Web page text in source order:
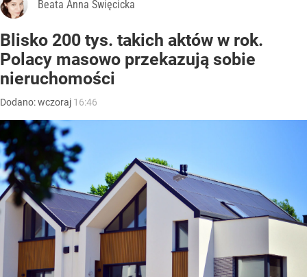
Beata Anna Święcicka
Blisko 200 tys. takich aktów w rok.
Polacy masowo przekazują sobie
nieruchomości
Dodano:wczoraj 16:46